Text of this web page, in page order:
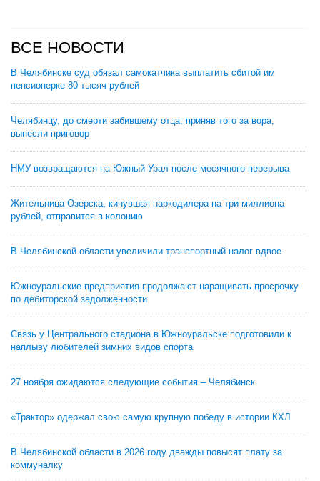
ВСЕ НОВОСТИ
В Челябинске суд обязал самокатчика выплатить сбитой им
пенсионерке 80 тысяч рублей
Челябинцу, до смерти забившему отца, приняв того за вора,
вынесли приговор
НМУ возвращаются на Южный Урал после месячного перерыва
Жительница Озерска, кинувшая наркодилера на три миллиона
рублей, отправится в колонию
В Челябинской области увеличили транспортный налог вдвое
Южноуральские предприятия продолжают наращивать просрочку
по дебиторской задолженности
Связь у Центрального стадиона в Южноуральске подготовили к
наплыву любителей зимних видов спорта
27 ноября ожидаются следующие события – Челябинск
«Трактор» одержал свою самую крупную победу в истории КХЛ
В Челябинской области в 2026 году дважды повысят плату за
коммуналку